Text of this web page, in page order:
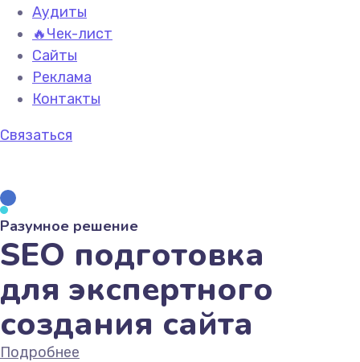
Аудиты
🔥Чек-лист
Сайты
Реклама
Контакты
Связаться
Разумное решение
SEO подготовка
для экспертного
создания сайта
Подробнее